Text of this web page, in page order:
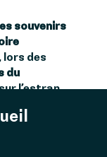
souvenirs
lors des
du
l’estran.
dangers
pour